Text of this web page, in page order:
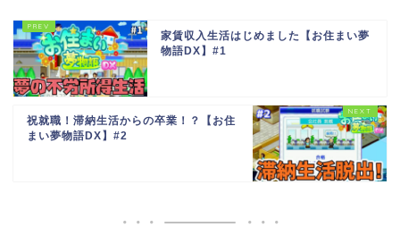
家賃収入生活はじめました【お住まい夢
物語DX】#1
祝就職！滞納生活からの卒業！？【お住
まい夢物語DX】#2